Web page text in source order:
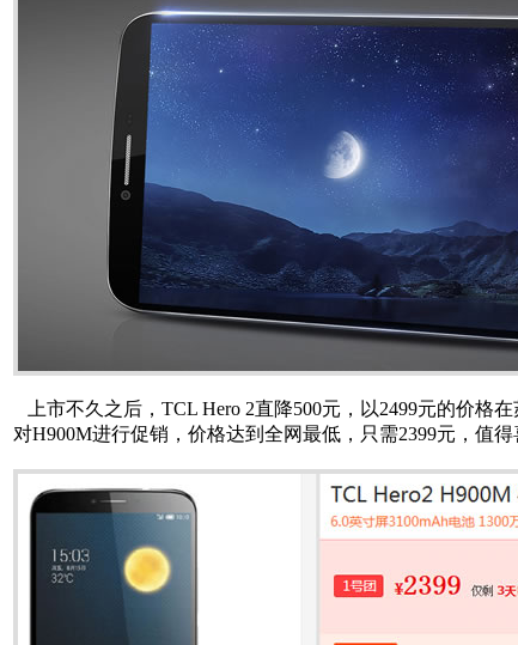
上市不久之后，TCL Hero 2直降500元，以2499元的价格
对H900M进行促销，价格达到全网最低，只需2399元，值得